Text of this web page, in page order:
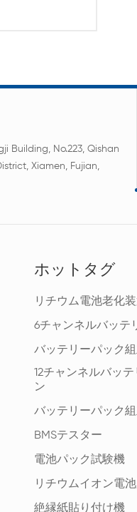
Building, No.223, Qishan
Xiamen, Fujian,
ホットタグ
リチウム電池老化
6チャンネルバッテ
バッテリーパック
12チャンネルバッ
ン
バッテリーパック
BMSテスター
電池パック試験機
リチウムイオン電
絶縁紙貼り付け機